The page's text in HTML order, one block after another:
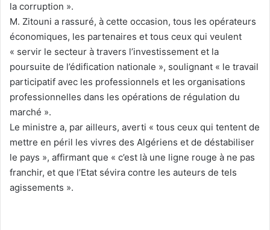
la corruption ».
M. Zitouni a rassuré, à cette occasion, tous les opérateurs
économiques, les partenaires et tous ceux qui veulent
« servir le secteur à travers l’investissement et la
poursuite de l’édification nationale », soulignant « le travail
participatif avec les professionnels et les organisations
professionnelles dans les opérations de régulation du
marché ».
Le ministre a, par ailleurs, averti « tous ceux qui tentent de
mettre en péril les vivres des Algériens et de déstabiliser
le pays », affirmant que « c’est là une ligne rouge à ne pas
franchir, et que l’Etat sévira contre les auteurs de tels
agissements ».